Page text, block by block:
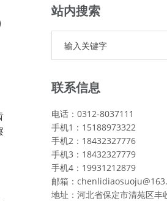
站内搜索
联系信息
电话：0312-8037111
手机1：15188973322
手机2：18432327776
手机3：18432327779
手机4：19931212879
邮箱：
地址：河北省保定市清苑区丰